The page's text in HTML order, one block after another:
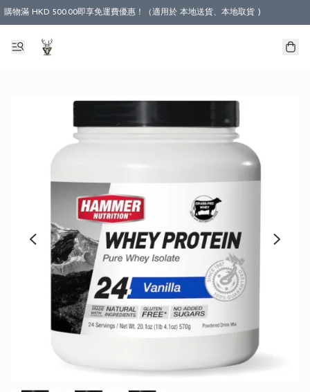
購物滿 HKD 500.00即享免運費優惠！（適用於 本地送貨、本地取貨 )